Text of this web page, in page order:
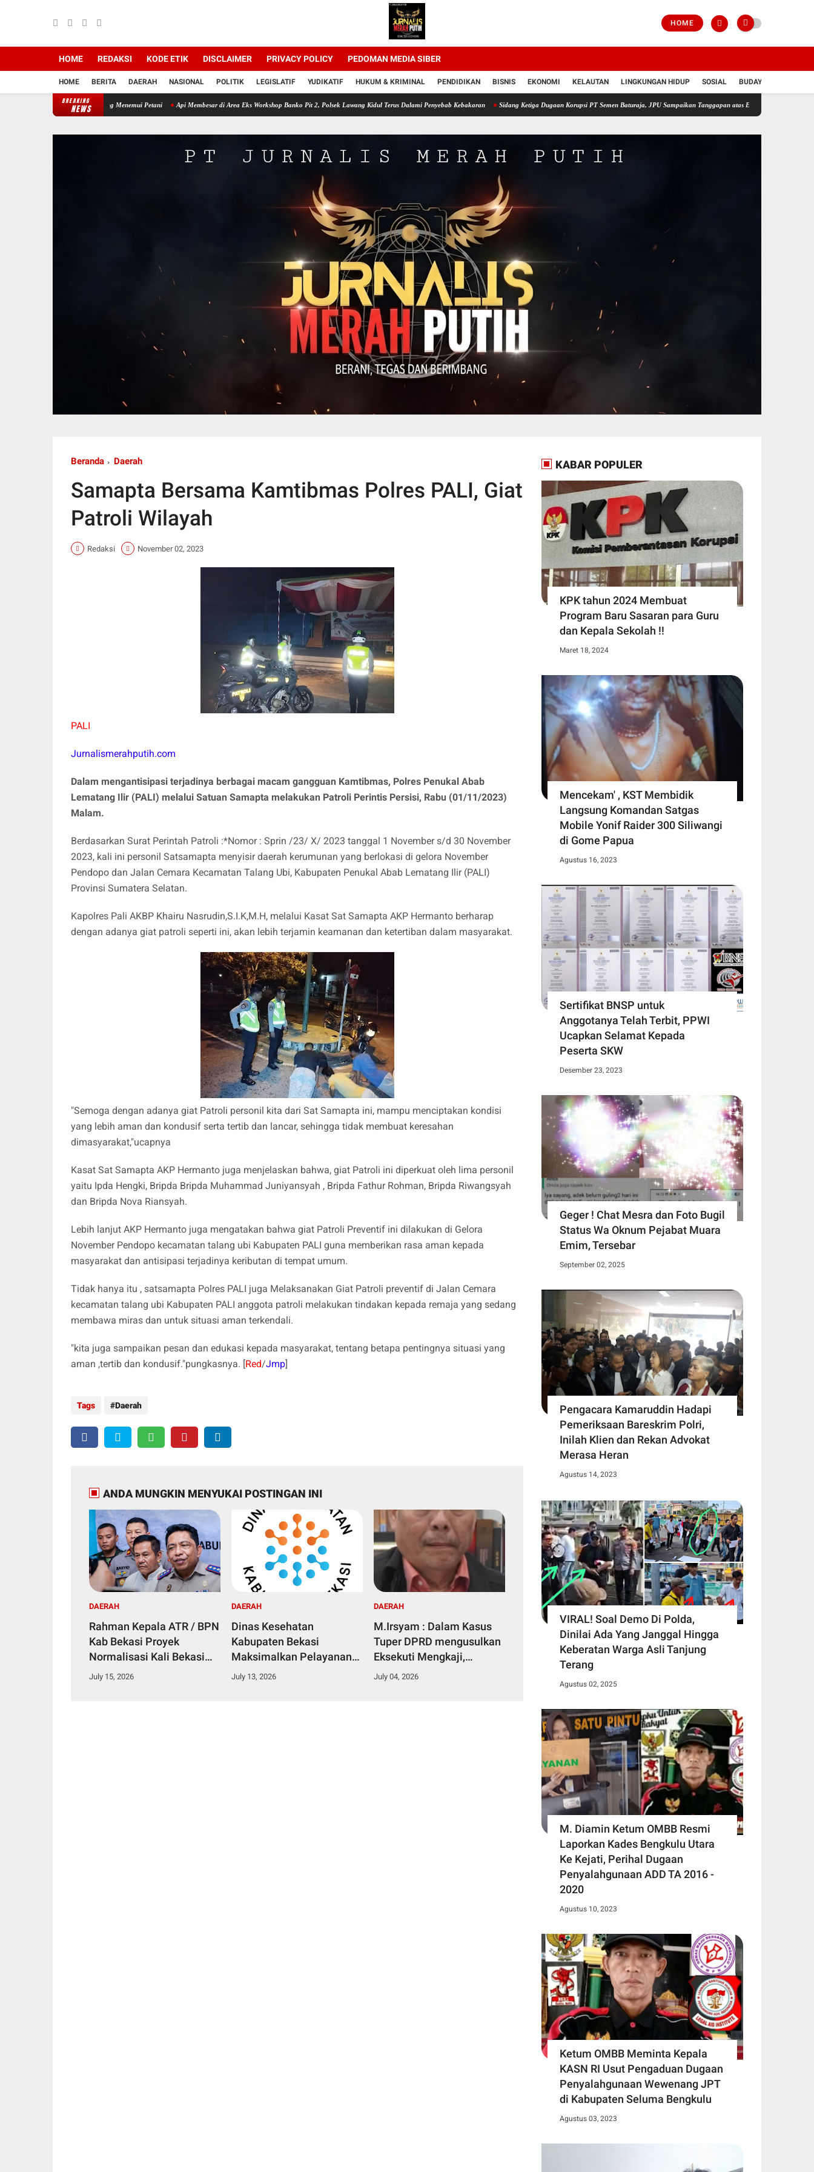
HOME
HOME REDAKSI KODE ETIK DISCLAIMER PRIVACY POLICY PEDOMAN MEDIA SIBER
HOME BERITA DAERAH NASIONAL POLITIK LEGISLATIF YUDIKATIF HUKUM & KRIMINAL PENDIDIKAN BISNIS EKONOMI KELAUTAN LINGKUNGAN HIDUP SOSIAL BUDAYA
BREAKING
NEWS
Tanam, Babinsa Datang Menemui Petani Api Membesar di Area Eks Workshop Banko Pit 2, Polsek Lawang Kidul Terus Dalami Penyebab Kebakaran Sidang Ketiga Dugaan Korupsi PT Semen Baturaja, JPU Sampaikan Tanggapan atas Eksepsi Tiga Terdakwa
Beranda Daerah
Samapta Bersama Kamtibmas Polres PALI, Giat
Patroli Wilayah
Redaksi November 02, 2023
PALI
Jurnalismerahputih.com
Dalam mengantisipasi terjadinya berbagai macam gangguan Kamtibmas, Polres Penukal Abab
Lematang Ilir (PALI) melalui Satuan Samapta melakukan Patroli Perintis Persisi, Rabu (01/11/2023)
Malam.
Berdasarkan Surat Perintah Patroli :*Nomor : Sprin /23/ X/ 2023 tanggal 1 November s/d 30 November
2023, kali ini personil Satsamapta menyisir daerah kerumunan yang berlokasi di gelora November
Pendopo dan Jalan Cemara Kecamatan Talang Ubi, Kabupaten Penukal Abab Lematang Ilir (PALI)
Provinsi Sumatera Selatan.
Kapolres Pali AKBP Khairu Nasrudin,S.I.K,M.H, melalui Kasat Sat Samapta AKP Hermanto berharap
dengan adanya giat patroli seperti ini, akan lebih terjamin keamanan dan ketertiban dalam masyarakat.
"Semoga dengan adanya giat Patroli personil kita dari Sat Samapta ini, mampu menciptakan kondisi
yang lebih aman dan kondusif serta tertib dan lancar, sehingga tidak membuat keresahan
dimasyarakat,"ucapnya
Kasat Sat Samapta AKP Hermanto juga menjelaskan bahwa, giat Patroli ini diperkuat oleh lima personil
yaitu Ipda Hengki, Bripda Bripda Muhammad Juniyansyah , Bripda Fathur Rohman, Bripda Riwangsyah
dan Bripda Nova Riansyah.
Lebih lanjut AKP Hermanto juga mengatakan bahwa giat Patroli Preventif ini dilakukan di Gelora
November Pendopo kecamatan talang ubi Kabupaten PALI guna memberikan rasa aman kepada
masyarakat dan antisipasi terjadinya keributan di tempat umum.
Tidak hanya itu , satsamapta Polres PALI juga Melaksanakan Giat Patroli preventif di Jalan Cemara
kecamatan talang ubi Kabupaten PALI anggota patroli melakukan tindakan kepada remaja yang sedang
membawa miras dan untuk situasi aman terkendali.
"kita juga sampaikan pesan dan edukasi kepada masyarakat, tentang betapa pentingnya situasi yang
aman ,tertib dan kondusif."pungkasnya. [Red/Jmp]
Tags Daerah
ANDA MUNGKIN MENYUKAI POSTINGAN INI
DAERAH
Rahman Kepala ATR / BPN
Kab Bekasi Proyek
Normalisasi Kali Bekasi
Perlu Dukungan
July 15, 2026
DAERAH
Dinas Kesehatan
Kabupaten Bekasi
Maksimalkan Pelayanan
Kesehatan Publik
July 13, 2026
DAERAH
M.Irsyam : Dalam Kasus
Tuper DPRD mengusulkan
Eksekuti Mengkaji,
Menyetujui, Membuat
July 04, 2026
KABAR POPULER
KPK tahun 2024 Membuat
Program Baru Sasaran para Guru
dan Kepala Sekolah !!
Maret 18, 2024
Mencekam' , KST Membidik
Langsung Komandan Satgas
Mobile Yonif Raider 300 Siliwangi
di Gome Papua
Agustus 16, 2023
Sertifikat BNSP untuk
Anggotanya Telah Terbit, PPWI
Ucapkan Selamat Kepada
Peserta SKW
Desember 23, 2023
Geger ! Chat Mesra dan Foto Bugil
Status Wa Oknum Pejabat Muara
Emim, Tersebar
September 02, 2025
Pengacara Kamaruddin Hadapi
Pemeriksaan Bareskrim Polri,
Inilah Klien dan Rekan Advokat
Merasa Heran
Agustus 14, 2023
VIRAL! Soal Demo Di Polda,
Dinilai Ada Yang Janggal Hingga
Keberatan Warga Asli Tanjung
Terang
Agustus 02, 2025
M. Diamin Ketum OMBB Resmi
Laporkan Kades Bengkulu Utara
Ke Kejati, Perihal Dugaan
Penyalahgunaan ADD TA 2016 -
2020
Agustus 10, 2023
Ketum OMBB Meminta Kepala
KASN RI Usut Pengaduan Dugaan
Penyalahgunaan Wewenang JPT
di Kabupaten Seluma Bengkulu
Agustus 03, 2023